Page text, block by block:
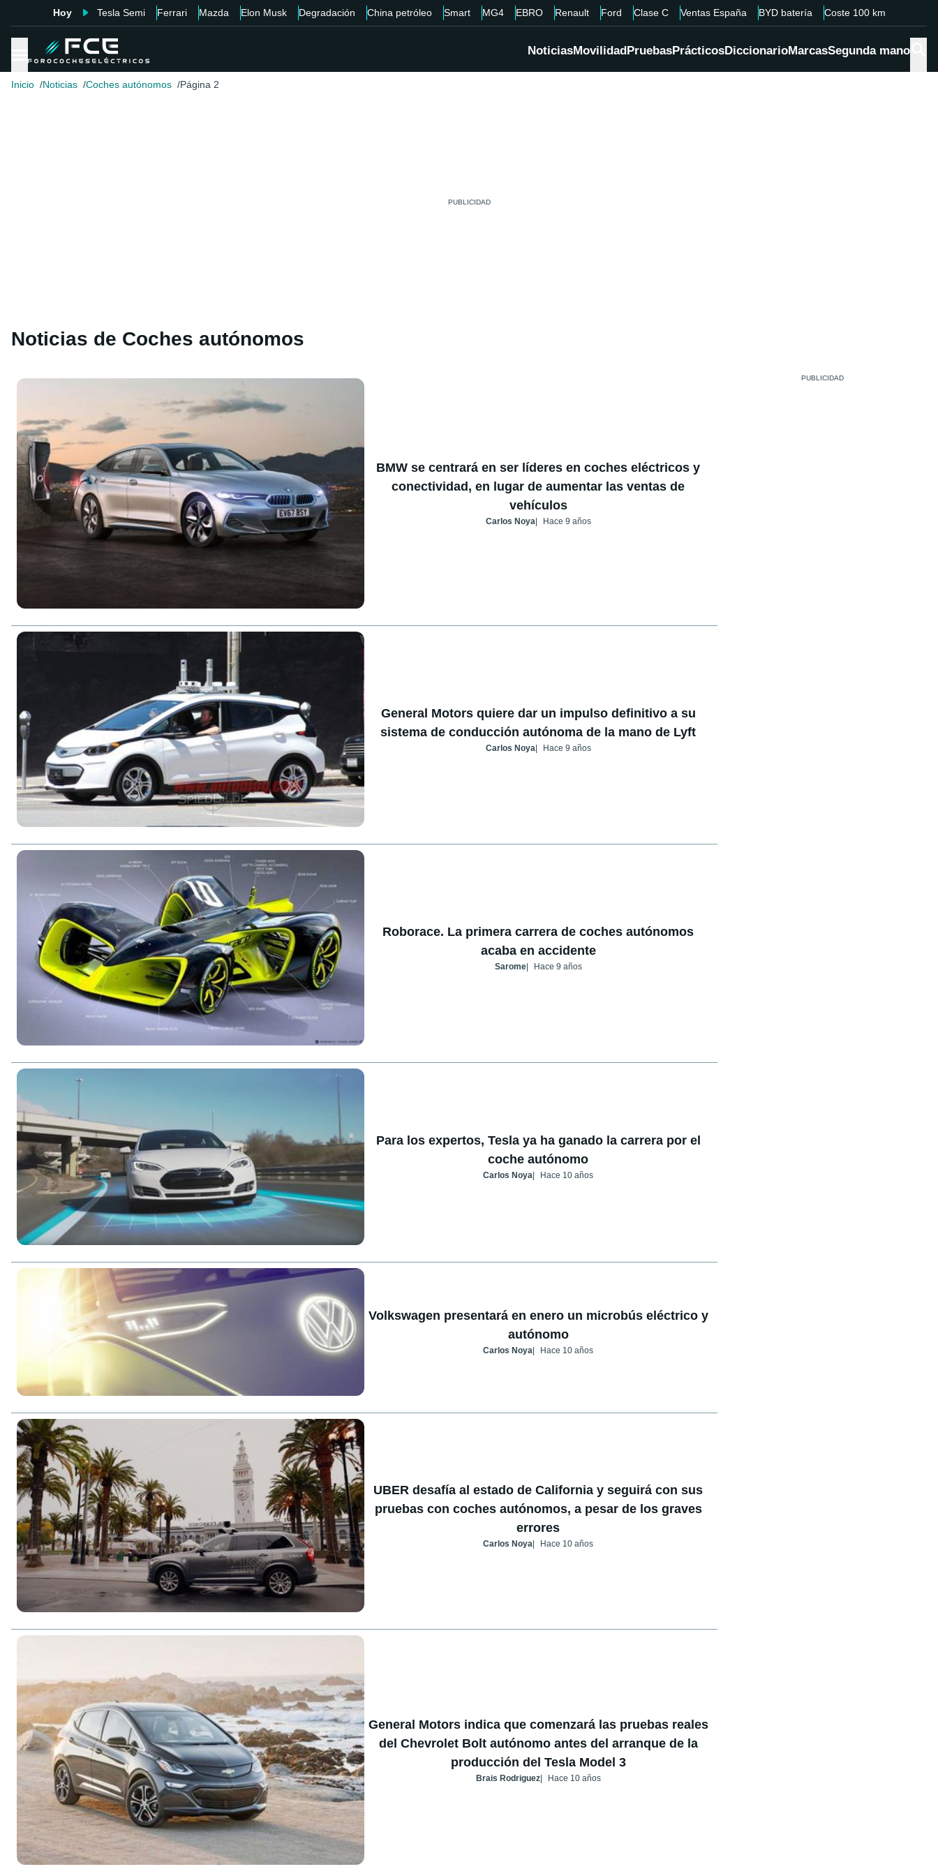
Hoy Tesla Semi Ferrari Mazda Elon Musk Degradación China petróleo Smart MG4 EBRO Renault Ford Clase C Ventas España BYD batería Coste 100 km
NoticiasMovilidadPruebasPrácticosDiccionarioMarcasSegunda mano
Inicio Noticias Coches autónomos Página 2
Noticias de Coches autónomos
BMW se centrará en ser líderes en coches eléctricos y
conectividad, en lugar de aumentar las ventas de
vehículos
Carlos Noya Hace 9 años
General Motors quiere dar un impulso definitivo a su
sistema de conducción autónoma de la mano de Lyft
Carlos Noya Hace 9 años
Roborace. La primera carrera de coches autónomos
acaba en accidente
Sarome Hace 9 años
Para los expertos, Tesla ya ha ganado la carrera por el
coche autónomo
Carlos Noya Hace 10 años
Volkswagen presentará en enero un microbús eléctrico y
autónomo
Carlos Noya Hace 10 años
UBER desafía al estado de California y seguirá con sus
pruebas con coches autónomos, a pesar de los graves
errores
Carlos Noya Hace 10 años
General Motors indica que comenzará las pruebas reales
del Chevrolet Bolt autónomo antes del arranque de la
producción del Tesla Model 3
Brais Rodriguez Hace 10 años